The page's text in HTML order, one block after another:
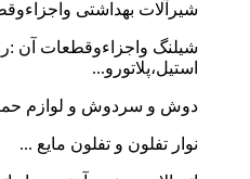
شیرآلات بهداشتی
شیلنگ واجزاءوقطعات آن
استیل،پلاتورو...
دوش و سردوش و لوازم
نوار تفلون و تفلون مایع ...